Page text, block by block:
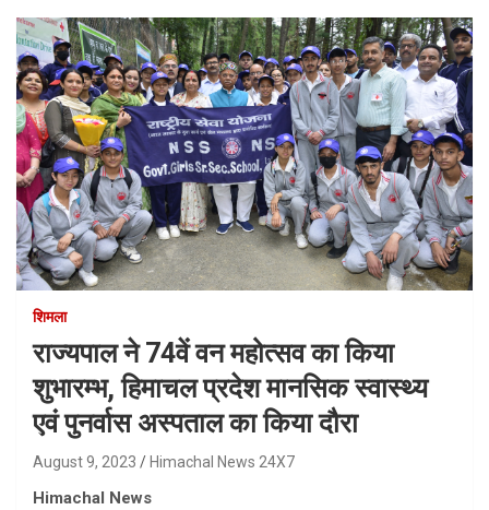
शिमला
राज्यपाल ने 74वें वन महोत्सव का किया
शुभारम्भ, हिमाचल प्रदेश मानसिक स्वास्थ्य
एवं पुनर्वास अस्पताल का किया दौरा
August 9, 2023 Himachal News 24X7
Himachal News